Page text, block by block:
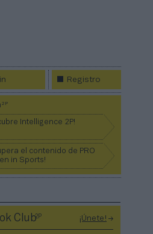
Registro
2P
Intelligence 2P!
el contenido de PRO
in Sports!
Club2P ¡Únete!